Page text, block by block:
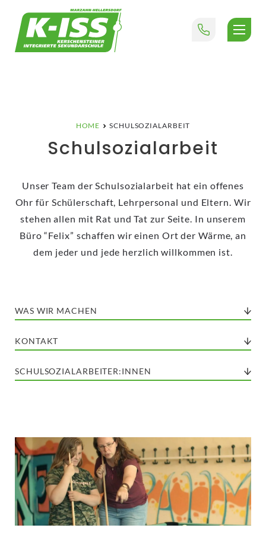
HOME SCHULSOZIALARBEIT
Schulsozialarbeit
Unser Team der Schulsozialarbeit hat ein offenes
Ohr für Schülerschaft, Lehrpersonal und Eltern. Wir
stehen allen mit Rat und Tat zur Seite. In unserem
Büro “Felix” schaffen wir einen Ort der Wärme, an
dem jeder und jede herzlich willkommen ist.
WAS WIR MACHEN
KONTAKT
SCHULSOZIALARBEITER:INNEN